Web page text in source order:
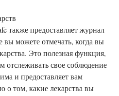
также предоставляет журнал
вы можете отмечать, когда вы
Это полезная функция,
отслеживать свое соблюдение
и предоставляет вам
том, какие лекарства вы